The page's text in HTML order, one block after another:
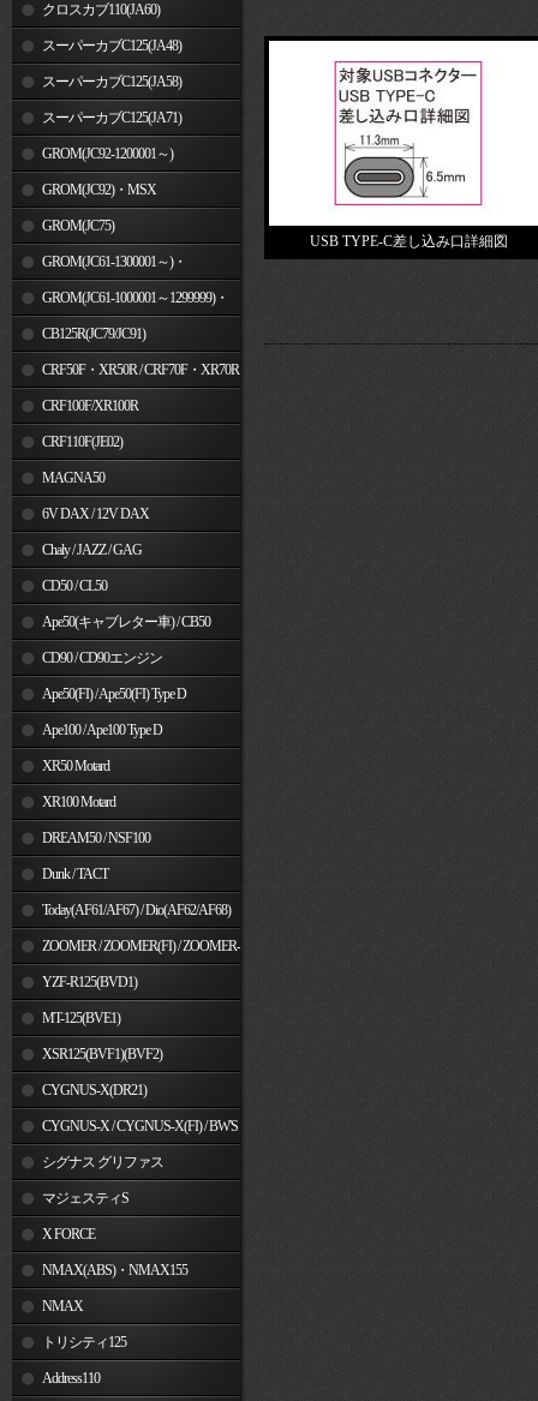
クロスカブ110(JA60)
スーパーカブC125(JA48)
スーパーカブC125(JA58)
スーパーカブC125(JA71)
GROM(JC92-1200001～)
GROM(JC92)・MSX
GROM(MLHJC92)
GROM(JC75)
GROM(JC61-1300001～)・
MSX125SF
GROM(JC61-1000001～1299999)・
MSX125CB125R(JC79/JC91)
CRF50F・XR50R / CRF70F・XR70R
CRF100F/XR100R
CRF110F(JE02)
MAGNA50
6V DAX / 12V DAX
Chaly / JAZZ / GAG
CD50 / CL50
Ape50(キャブレター車) / CB50
CD90 / CD90エンジン
Ape50(FI) / Ape50(FI) Type D
Ape100 / Ape100 Type D
XR50 Motard
XR100 Motard
DREAM50 / NSF100
Dunk / TACT
Today(AF61/AF67) / Dio(AF62/AF68)
ZOOMER / ZOOMER(FI) / ZOOMER-
YZF-R125(BVD1)
MT-125(BVE1)
XSR125(BVF1)(BVF2)
CYGNUS-X(DR21)
CYGNUS-X / CYGNUS-X(FI) / BW'S
125 シグナス グリファス
マジェスティS
X FORCE
NMAX(ABS)・NMAX155
NMAX
トリシティ125
Address110
USB TYPE-C差し込み口詳細図